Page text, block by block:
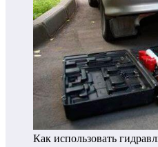
Как использовать